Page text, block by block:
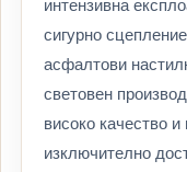
интензивна
сигурно
асфалтови
световен
високо качество
изключително